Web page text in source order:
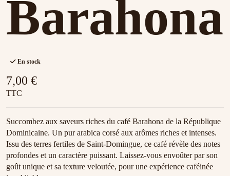
Barahona
En stock
7,00 €
TTC
Succombez aux saveurs riches du café Barahona de la République
Dominicaine. Un pur arabica corsé aux arômes riches et intenses.
Issu des terres fertiles de Saint-Domingue, ce café révèle des notes
profondes et un caractère puissant. Laissez-vous envoûter par son
goût unique et sa texture veloutée, pour une expérience caféinée